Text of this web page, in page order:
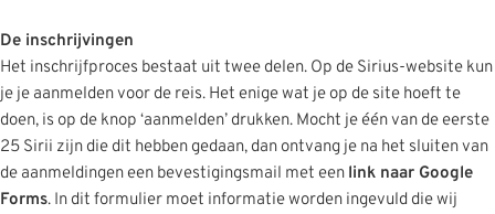
De inschrijvingen
Het inschrijfproces bestaat uit twee delen. Op de Sirius-website kun
je je aanmelden voor de reis. Het enige wat je op de site hoeft te
doen, is op de knop ‘aanmelden’ drukken. Mocht je één van de eerste
25 Sirii zijn die dit hebben gedaan, dan ontvang je na het sluiten van
de aanmeldingen een bevestigingsmail met een link naar Google
Forms. In dit formulier moet informatie worden ingevuld die wij